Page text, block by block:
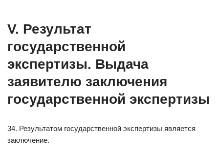
V. Результат
государственной
экспертизы. Выдача
заявителю заключения
государственной экспертизы
34. Результатом государственной экспертизы является
заключение.